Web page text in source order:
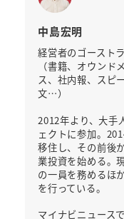
中島宏明
経営者のゴースト
（書籍、オウンド
ス、社内報、スピ
文…）
2012年より、大手
ェクトに参加。
移住し、その前後
業投資を始める。
の一員を務めるほ
を行っている。
マイナビニュース